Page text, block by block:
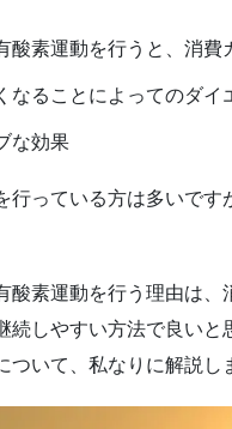
酸素運動を行うと、消費
なることによってのダイ
な効果
行っている方は多いで
酸素運動を行う理由は
続しやすい方法で良い
ついて、私なりに解説し